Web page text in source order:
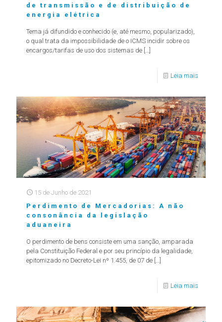
de transmissão e de distribuição de
energia elétrica
Tema já difundido e conhecido (e, até mesmo, popularizado),
o qual trata da impossibilidade de o ICMS incidir sobre os
encargos/tarifas de uso dos sistemas de
Leia mais
15 de Junho de 2021
Perdimento de Mercadorias: A não
consonância da legislação
aduaneira
O perdimento de bens consiste em uma sanção, amparada
pela Constituição Federal e por seu princípio da legalidade,
epitomizado no Decreto-Lei nº 1.455, de 07 de […]
Leia mais